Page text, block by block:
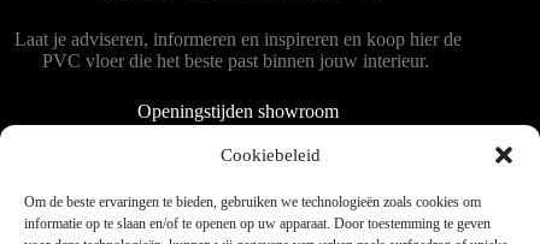
Cookiebeleid
Om de beste ervaringen te bieden, gebruiken we technologieën zoals cookies om
informatie op te slaan en/of te openen op uw apparaat. Door toestemming te geven
Laat je adviseren, informeren en inspireren en koop hier de
PVC vloer die het beste past binnen jouw interieur.
Openingstijden showroom
Dinsdag tot en met vrijdag 9:00 - 18:00
Zaterdag 9:00 tot 15:00